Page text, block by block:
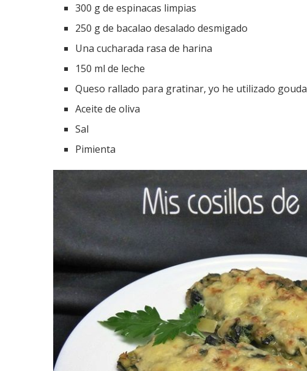
300 g de espinacas limpias
250 g de bacalao desalado desmigado
Una cucharada rasa de harina
150 ml de leche
Queso rallado para gratinar, yo he utilizado gouda
Aceite de oliva
Sal
Pimienta